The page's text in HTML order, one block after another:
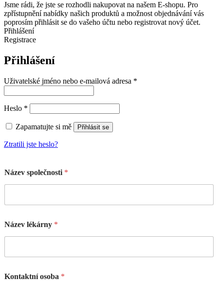
Jsme rádi, že jste se rozhodli nakupovat na našem E-shopu. Pro
zpřístupnění nabídky našich produktů a možnost objednávání vás
poprosím přihlásit se do vašeho účtu nebo registrovat nový účet.
Přihlášení
Registrace
Přihlášení
Uživatelské jméno nebo e-mailová adresa *
Heslo *
Zapamatujte si mě Přihlásit se
Ztratili jste heslo?
Název společnosti *
Název lékárny *
Kontaktní osoba *